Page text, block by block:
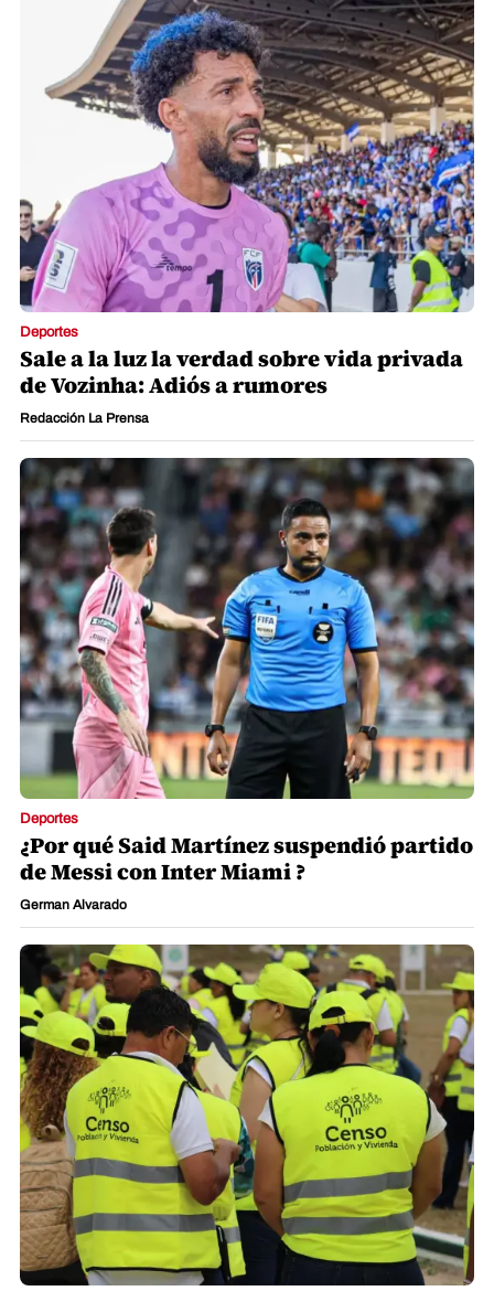
Deportes
Sale a la luz la verdad sobre vida privada
de Vozinha: Adiós a rumores
Redacción La Prensa
Deportes
¿Por qué Said Martínez suspendió partido
de Messi con Inter Miami ?
German Alvarado